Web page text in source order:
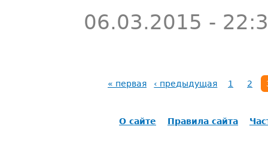
06.03.2015 -
« первая ‹ предыдущая 1 2
О сайте Правила сайта